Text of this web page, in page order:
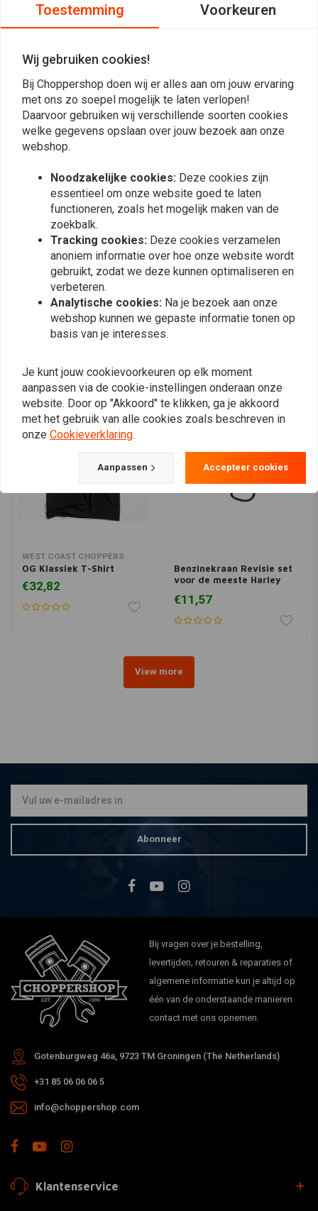
Soepel stationair, hoog koppel (2200-5600 RPM) 9,0 tot 9,5 CR
Set omvat:
Twee kettingaangedreven nokkenassen
Opmerking: Een installatiekit voor de nokkenaandrijving
met een pakking voor het tandwieldeksel, noklagers en
Kenmerken:
Hete straatnokken voor 88 tot 95 inch. 80+ achterwiel PK mogelijk
met goed afgestelde 88 inch, meer met 95 inch.
Werkt prima met standaard veren
Compatibiliteit:99-06 Twin Cam (excl. 2006 Dyna) (NU)
Eigenaars van 1999 Twin Cams moeten apart het gespleten 00-06
aandrijftandwiel kopen (503575 Andrews).
opnieuw gebruiken.
Bij gebruik van 99-06-nokken met kettingaandrijving voor
toepassingen met een hogere lift wordt aanbevolen om te
upgraden naar tandwielaandrijving of om te schakelen naar de
Reviews
Plaats ook een review
Vergelijkbare producten
WEST COAST CHOPPERS
OG Klassiek T-Shirt
€32,82
Benzinekraan Revisie set
voor de meeste Harley
€11,57
View more
Abonneer
Bij vragen over je bestelling,
levertijden, retouren & reparaties of
algemene informatie kun je altijd op
één van de onderstaande manieren
contact met ons opnemen.
Gotenburgweg 46a, 9723 TM Groningen (The Netherlands)
+31 85 06 06 06 5
info@choppershop.com
Klantenservice
Toestemming Voorkeuren
Wij gebruiken cookies!
Bij Choppershop doen wij er alles aan om jouw ervaring
met ons zo soepel mogelijk te laten verlopen!
Daarvoor gebruiken wij verschillende soorten cookies
welke gegevens opslaan over jouw bezoek aan onze
webshop.
Noodzakelijke cookies: Deze cookies zijn
essentieel om onze website goed te laten
functioneren, zoals het mogelijk maken van de
zoekbalk.
Tracking cookies: Deze cookies verzamelen
anoniem informatie over hoe onze website wordt
gebruikt, zodat we deze kunnen optimaliseren en
verbeteren.
Analytische cookies: Na je bezoek aan onze
webshop kunnen we gepaste informatie tonen op
basis van je interesses.
Je kunt jouw cookievoorkeuren op elk moment
aanpassen via de cookie-instellingen onderaan onze
website. Door op "Akkoord" te klikken, ga je akkoord
met het gebruik van alle cookies zoals beschreven in
onze Cookieverklaring.
Aanpassen Accepteer cookies